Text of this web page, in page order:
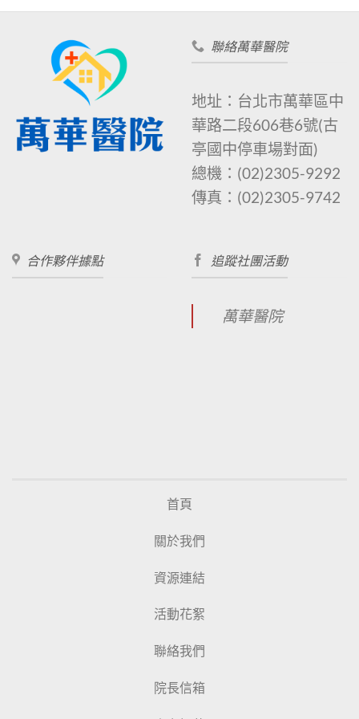
聯絡萬華醫院
地址：台北市萬華區中
華路二段606巷6號(古
亭國中停車場對面)
總機： (02)2305-9292
傳真： (02)2305-9742
合作夥伴據點 追蹤社團活動
萬華醫院
首頁
關於我們
資源連結
活動花絮
聯絡我們
院長信箱